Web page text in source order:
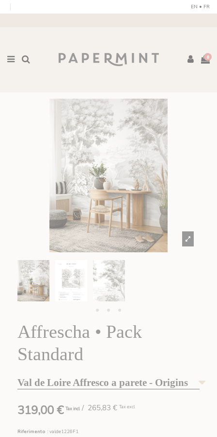
EN • FR
0
Affrescha • Pack
Standard
Val de Loire Affresco a parete - Origins
319,00 €Tax incl / 265,83 € Tax excl
Riferimento : valde1226F1
Pannello di gestione dei cookies